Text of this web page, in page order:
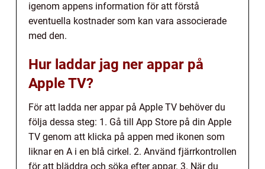
igenom appens information för att förstå
eventuella kostnader som kan vara associerade
med den.
Hur laddar jag ner appar på
Apple TV?
För att ladda ner appar på Apple TV behöver du
följa dessa steg: 1. Gå till App Store på din Apple
TV genom att klicka på appen med ikonen som
liknar en A i en blå cirkel. 2. Använd fjärrkontrollen
för att bläddra och söka efter appar. 3. När du